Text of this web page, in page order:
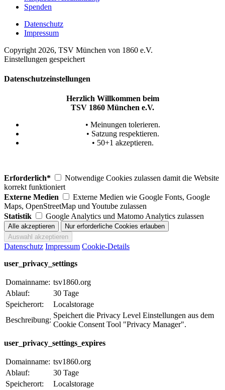
Spenden
Datenschutz
Impressum
Copyright 2026, TSV München von 1860 e.V.
Einstellungen gespeichert
Datenschutzeinstellungen
Herzlich Willkommen beim
TSV 1860 München e.V.
• Meinungen tolerieren.
• Satzung respektieren.
• 50+1 akzeptieren.
Erforderlich*
Notwendige Cookies zulassen damit die Website
korrekt funktioniert
Externe Medien
Externe Medien wie Google Fonts, Google
Maps, OpenStreetMap und Youtube zulassen
Statistik
Google Analytics und Matomo Analytics zulassen
Datenschutz Impressum Cookie-Details
user_privacy_settings
Domainname: tsv1860.org
Ablauf:
30 Tage
Speicherort:
Localstorage
Beschreibung:
Speichert die Privacy Level Einstellungen aus dem
Cookie Consent Tool "Privacy Manager".
user_privacy_settings_expires
Domainname: tsv1860.org
Ablauf:
30 Tage
Speicherort:
Localstorage